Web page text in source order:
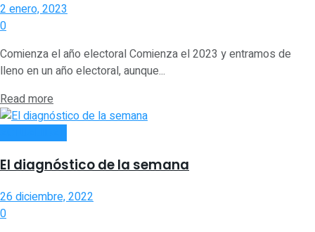
2 enero, 2023
0
Comienza el año electoral Comienza el 2023 y entramos de
lleno en un año electoral, aunque...
Read more
El diagnóstico de la semana
26 diciembre, 2022
0